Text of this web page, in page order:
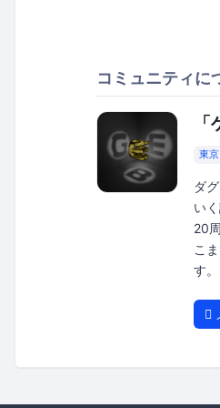
コミュニティに
東京
ダ
い
20
こ
す